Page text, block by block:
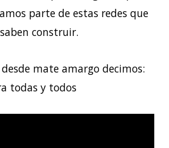
parte de estas redes que
construir.
mate amargo decimos:
todas y todos